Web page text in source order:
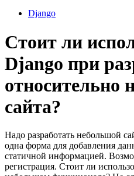
Django
Стоит ли
Django при
относительно
сайта?
Надо разработать небольшой
одна форма для добавления
статичной информацией.
регистрация. Стоит ли